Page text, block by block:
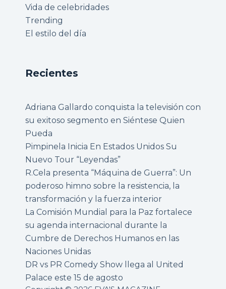
Vida de celebridades
Trending
El estilo del día
Recientes
Adriana Gallardo conquista la televisión con
su exitoso segmento en Siéntese Quien
Pueda
Pimpinela Inicia En Estados Unidos Su
Nuevo Tour “Leyendas”
R.Cela presenta “Máquina de Guerra”: Un
poderoso himno sobre la resistencia, la
transformación y la fuerza interior
La Comisión Mundial para la Paz fortalece
su agenda internacional durante la
Cumbre de Derechos Humanos en las
Naciones Unidas
DR vs PR Comedy Show llega al United
Palace este 15 de agosto